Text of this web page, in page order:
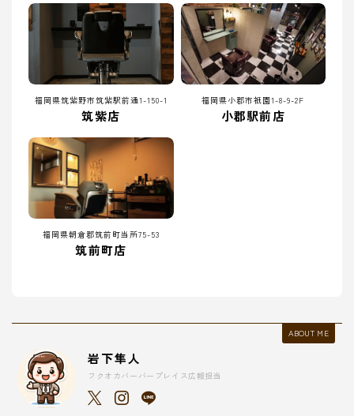
福岡県筑紫野市筑紫駅前通1-150-1
筑紫店
福岡県小郡市祇園1-8-9-2F
小郡駅前店
福岡県朝倉郡筑前町当所75-53
筑前町店
ABOUT ME
岩下隼人
フクオカバーバープレイス広報担当